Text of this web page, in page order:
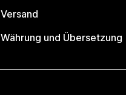
Versand
Währung und Übersetzung